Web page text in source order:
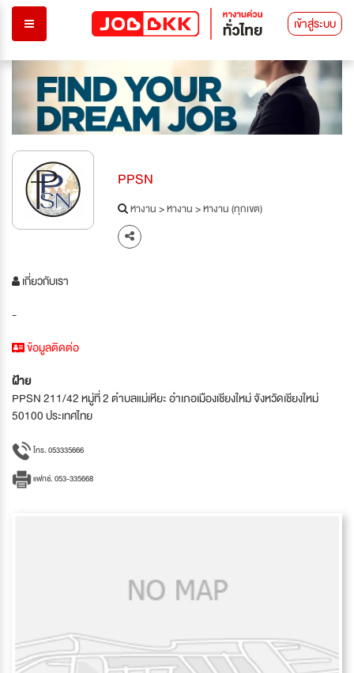
เข้าสู่ระบบ
PPSN
หางาน>หางาน>หางาน (ทุกเขต)
เกี่ยวกับเรา
-
ข้อมูลติดต่อ
ฝ้าย
PPSN 211/42 หมู่ที่ 2 ตำบลแม่เหียะ อำเภอเมืองเชียงใหม่ จังหวัดเชียงใหม่
50100 ประเทศไทย
โทร. 053335666
แฟกซ์. 053-335668